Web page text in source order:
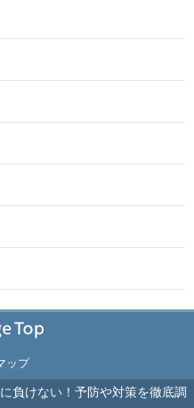
ップ
負けない！予防や対策を徹底調